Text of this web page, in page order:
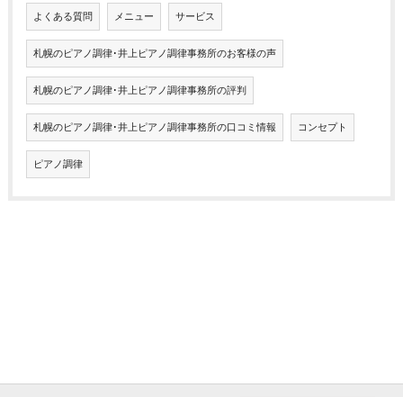
よくある質問 メニュー サービス
札幌のピアノ調律･井上ピアノ調律事務所のお客様の声
札幌のピアノ調律･井上ピアノ調律事務所の評判
札幌のピアノ調律･井上ピアノ調律事務所の口コミ情報 コンセプト
ピアノ調律